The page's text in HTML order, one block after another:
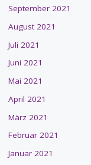
September 2021
August 2021
Juli 2021
Juni 2021
Mai 2021
April 2021
März 2021
Februar 2021
Januar 2021